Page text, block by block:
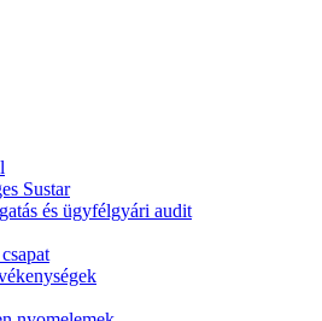
Sustar
és ügyfélgyári audit